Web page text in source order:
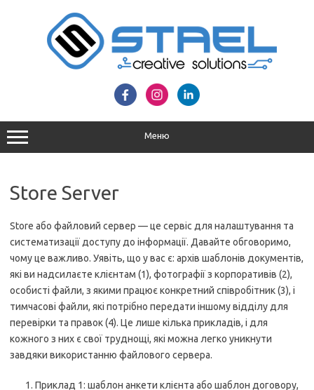
Меню
Store Server
Store або файловий сервер — це сервіс для налаштування та
систематизації доступу до інформації. Давайте обговоримо,
чому це важливо. Уявіть, що у вас є: архів шаблонів документів,
які ви надсилаєте клієнтам (1), фотографії з корпоративів (2),
особисті файли, з якими працює конкретний співробітник (3), і
тимчасові файли, які потрібно передати іншому відділу для
перевірки та правок (4). Це лише кілька прикладів, і для
кожного з них є свої труднощі, які можна легко уникнути
завдяки використанню файлового сервера.
Приклад 1: шаблон анкети клієнта або шаблон договору,